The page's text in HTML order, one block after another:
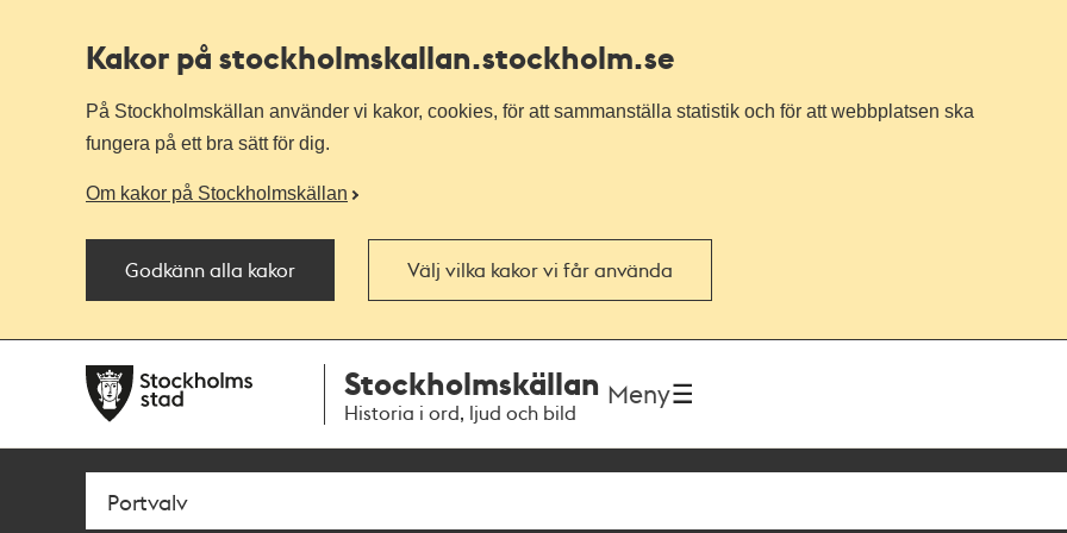
Kakor på stockholmskallan.stockholm.se
På Stockholmskällan använder vi kakor, cookies, för att sammanställa statistik och för att webbplatsen ska
fungera på ett bra sätt för dig.
Om kakor på Stockholmskällan
Godkänn alla kakor Välj vilka kakor vi får använda
navigationen
huvudinnehållet
Stockholmskällan
Historia i ord, ljud och bild
Meny
Sök